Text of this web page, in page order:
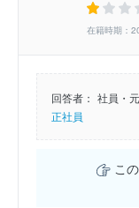
在籍時期：
回答者： 社員・
正社員
この